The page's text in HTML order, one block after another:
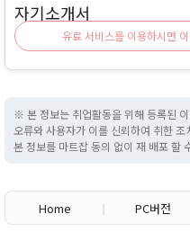
자기소개서
유료 서비스를 이용하시면
※ 본 정보는 취업활동을 위해 등록된
오류와 사용자가 이를 신뢰하여 취한
본 정보를 마트잡 동의 없이 재 배포 할
Home PC버전